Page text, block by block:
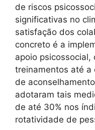
de riscos
significativas no
satisfação dos
concreto é a
apoio
treinamentos até a
de
adotaram tais
de até 30% nos
rotatividade de